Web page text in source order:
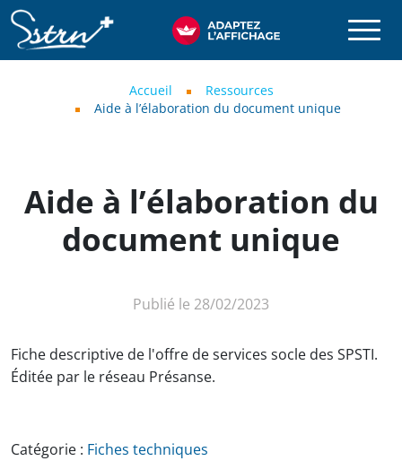
Aller au contenu principal
SSTRN
Accueil
Ressources
Aide à l’élaboration du document unique
Aide à l’élaboration du
document unique
Publié le 28/02/2023
Fiche descriptive de l'offre de services socle des SPSTI.
Éditée par le réseau Présanse.
Catégorie : Fiches techniques